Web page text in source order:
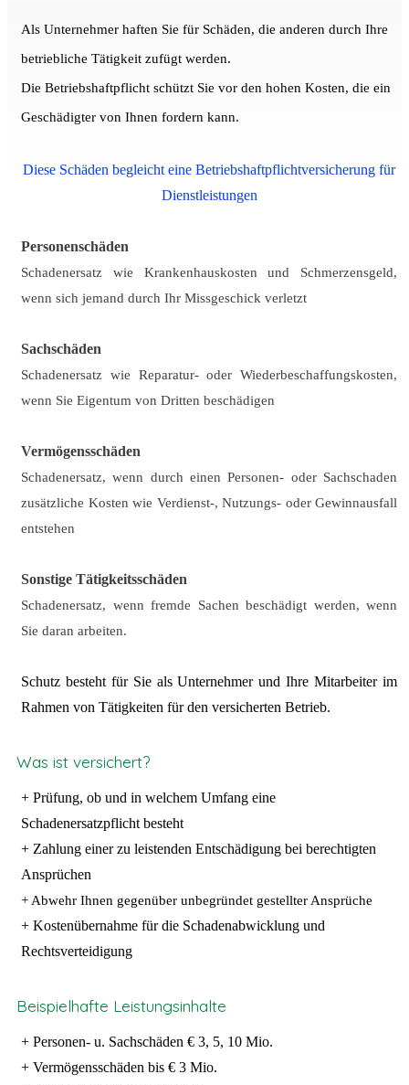
Als Unternehmer haften Sie für Schäden, die anderen durch Ihre
betriebliche Tätigkeit zufügt werden.
Die Betriebshaftpflicht schützt Sie vor den hohen Kosten, die ein
Geschädigter von Ihnen fordern kann.
Diese Schäden begleicht eine Betriebshaftpflichtversicherung für
Dienstleistungen
Personenschäden
Schadenersatz wie Krankenhauskosten und Schmerzensgeld,
wenn sich jemand durch Ihr Missgeschick verletzt
Sachschäden
Schadenersatz wie Reparatur- oder Wiederbeschaffungskosten,
wenn Sie Eigentum von Dritten beschädigen
Vermögensschäden
Schadenersatz, wenn durch einen Personen- oder Sachschaden
zusätzliche Kosten wie Verdienst-, Nutzungs- oder Gewinnausfall
entstehen
Sonstige Tätigkeitsschäden
Schadenersatz, wenn fremde Sachen beschädigt werden, wenn
Sie daran arbeiten.
Schutz besteht für Sie als Unternehmer und Ihre Mitarbeiter im
Rahmen von Tätigkeiten für den versicherten Betrieb.
Was ist versichert?
+ Prüfung, ob und in welchem Umfang eine
Schadenersatzpflicht besteht
+ Zahlung einer zu leistenden Entschädigung bei berechtigten
Ansprüchen
+ Abwehr Ihnen gegenüber unbegründet gestellter Ansprüche
+ Kostenübernahme für die Schadenabwicklung und
Rechtsverteidigung
Beispielhafte Leistungsinhalte
+ Personen- u. Sachschäden € 3, 5, 10 Mio.
+ Vermögensschäden bis € 3 Mio.